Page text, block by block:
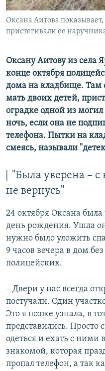
Все сайты РСЕ/РС
Оксана Аитова
пристегивали ее
Оксану Аитову из села
конце октября
дома на кладбище. Там
мать двоих детей,
оградке одной из
ночь, если она не
телефона. Пытки на
смеясь, называли
"Была уверена –
не вернусь"
24 октября Оксана
день рождения. Ушла
нужно было уложить
9 часов вечера в дом
полицейских.
– Двери у нас всегда
постучали. Один
Это я позже узнала, в
представились. Просто
одеться и ехать с ними
знакомой, которая
пропал телефон, а так